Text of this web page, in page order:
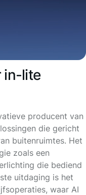
in-lite
producent van
die gericht
buitenruimtes. Het
zoals een
die bediend
uitdaging is het
waar AI